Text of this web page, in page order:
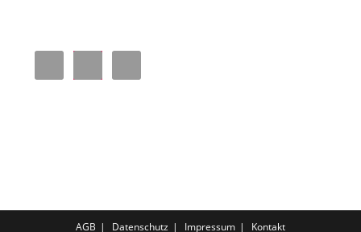
AGB Datenschutz Impressum Kontakt